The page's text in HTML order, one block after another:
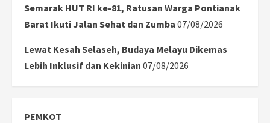
Semarak HUT RI ke-81, Ratusan Warga Pontianak
Barat Ikuti Jalan Sehat dan Zumba 07/08/2026
Lewat Kesah Selaseh, Budaya Melayu Dikemas
Lebih Inklusif dan Kekinian 07/08/2026
PEMKOT